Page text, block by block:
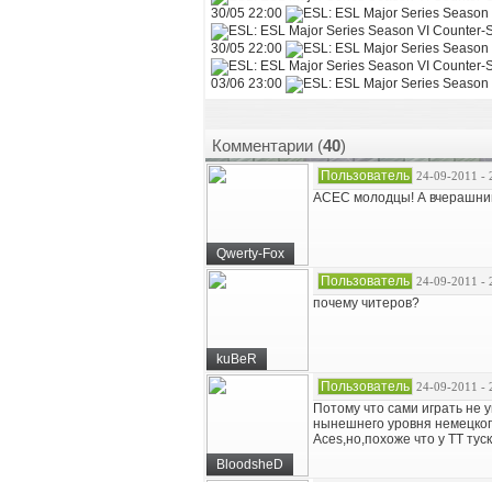
30/05 22:00
30/05 22:00
03/06 23:00
Комментарии (40)
Qwerty-Fox
Пользователь 24-09-2011 -
АСЕС молодцы! А
kuBeR
Пользователь 24-09-2011 -
почему читеров?
BloodsheD
Пользователь 24-09-2011 -
Потому что сами играть
нынешнего уровня
Aces,но,похоже что у ТТ